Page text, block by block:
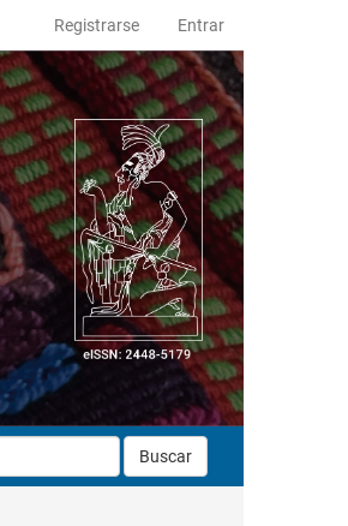
Registrarse Entrar
Buscar